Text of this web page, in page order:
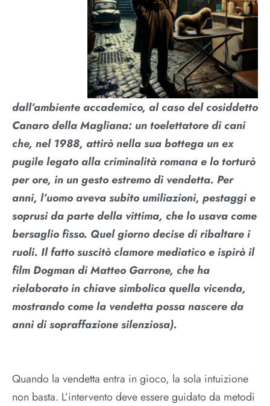
dall’ambiente accademico, al caso del cosiddetto
Canaro della Magliana: un toelettatore di cani
che, nel 1988, attirò nella sua bottega un ex
pugile legato alla criminalità romana e lo torturò
per ore, in un gesto estremo di vendetta. Per
anni, l’uomo aveva subito umiliazioni, pestaggi e
soprusi da parte della vittima, che lo usava come
bersaglio fisso. Quel giorno decise di ribaltare i
ruoli. Il fatto suscitò clamore mediatico e ispirò il
film Dogman di Matteo Garrone, che ha
rielaborato in chiave simbolica quella vicenda,
mostrando come la vendetta possa nascere da
anni di sopraffazione silenziosa).
Quando la vendetta entra in gioco, la sola intuizione
non basta. L’intervento deve essere guidato da metodi